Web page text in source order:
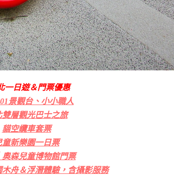
一日遊＆門票優惠
景觀台、小小職人
雙層觀光巴士之旅
貓空纜車套票
童新樂園一日票
奧森兒童博物館門票
舟＆浮潛體驗，含攝影服務